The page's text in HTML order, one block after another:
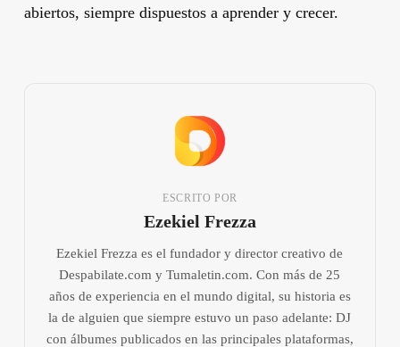
abiertos, siempre dispuestos a aprender y crecer.
ESCRITO POR
Ezekiel Frezza
Ezekiel Frezza es el fundador y director creativo de
Despabilate.com y Tumaletin.com. Con más de 25
años de experiencia en el mundo digital, su historia es
la de alguien que siempre estuvo un paso adelante: DJ
con álbumes publicados en las principales plataformas,